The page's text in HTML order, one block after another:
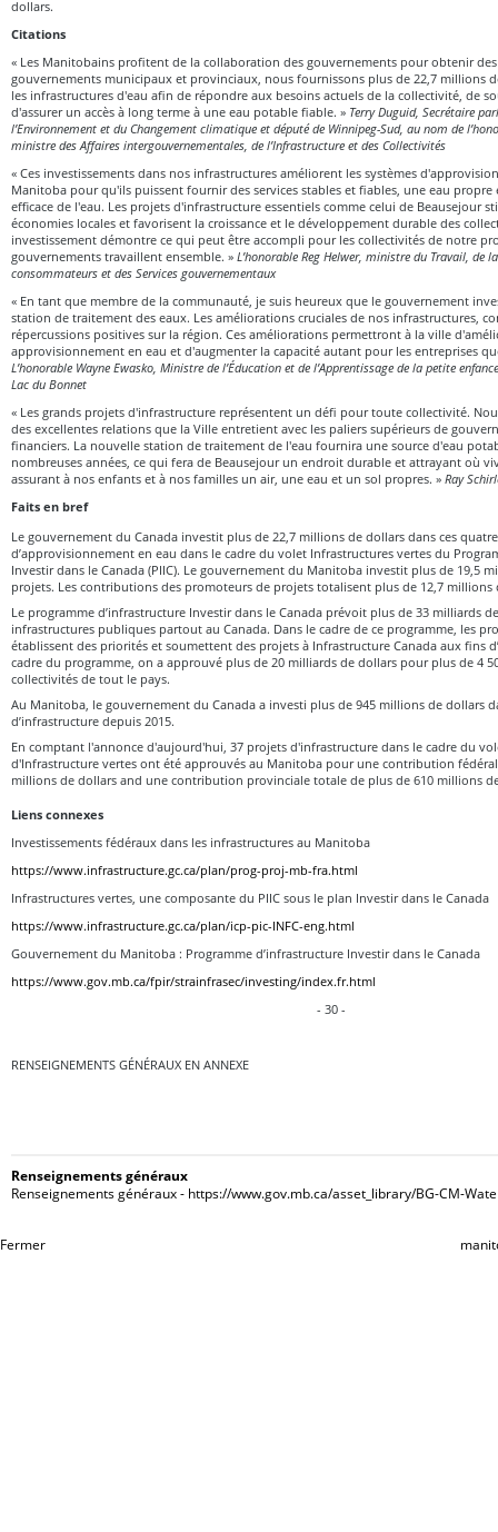
dollars.
Citations
« Les Manitobains profitent de la collaboration des gouvernements pour obtenir
gouvernements municipaux et provinciaux, nous fournissons plus de 22,7 millions
les infrastructures d'eau afin de répondre aux besoins actuels de la collectivité, de
d'assurer un accès à long terme à une eau potable fiable. » Terry Duguid, Secrétaire
l’Environnement et du Changement climatique et député de Winnipeg-Sud, au nom de
ministre des Affaires intergouvernementales, de l’Infrastructure et des Collectivités
« Ces investissements dans nos infrastructures améliorent les systèmes
Manitoba pour qu'ils puissent fournir des services stables et fiables, une eau propre
efficace de l'eau. Les projets d'infrastructure essentiels comme celui de Beausejour
économies locales et favorisent la croissance et le développement durable des
investissement démontre ce qui peut être accompli pour les collectivités de notre
gouvernements travaillent ensemble. » L’honorable Reg Helwer, ministre du Travail, de
consommateurs et des Services gouvernementaux
« En tant que membre de la communauté, je suis heureux que le gouvernement
station de traitement des eaux. Les améliorations cruciales de nos infrastructures,
répercussions positives sur la région. Ces améliorations permettront à la ville
approvisionnement en eau et d'augmenter la capacité autant pour les entreprises
L’honorable Wayne Ewasko, Ministre de l’Éducation et de l’Apprentissage de la petite
Lac du Bonnet
« Les grands projets d'infrastructure représentent un défi pour toute collectivité.
des excellentes relations que la Ville entretient avec les paliers supérieurs de
financiers. La nouvelle station de traitement de l'eau fournira une source d'eau
nombreuses années, ce qui fera de Beausejour un endroit durable et attrayant où
assurant à nos enfants et à nos familles un air, une eau et un sol propres. » Ray
Faits en bref
Le gouvernement du Canada investit plus de 22,7 millions de dollars dans ces
d’approvisionnement en eau dans le cadre du volet Infrastructures vertes du
Investir dans le Canada (PIIC). Le gouvernement du Manitoba investit plus de 19,5
projets. Les contributions des promoteurs de projets totalisent plus de 12,7 millions
Le programme d’infrastructure Investir dans le Canada prévoit plus de 33 milliards
infrastructures publiques partout au Canada. Dans le cadre de ce programme, les
établissent des priorités et soumettent des projets à Infrastructure Canada aux fins
cadre du programme, on a approuvé plus de 20 milliards de dollars pour plus de 4
collectivités de tout le pays.
Au Manitoba, le gouvernement du Canada a investi plus de 945 millions de dollars
d’infrastructure depuis 2015.
En comptant l'annonce d'aujourd'hui, 37 projets d'infrastructure dans le cadre du
d'Infrastructure vertes ont été approuvés au Manitoba pour une contribution
millions de dollars and une contribution provinciale totale de plus de 610 millions
Liens connexes
Investissements fédéraux dans les infrastructures au Manitoba
https://www.infrastructure.gc.ca/plan/prog-proj-mb-fra.html
Infrastructures vertes, une composante du PIIC sous le plan Investir dans le Canada
https://www.infrastructure.gc.ca/plan/icp-pic-INFC-eng.html
Gouvernement du Manitoba : Programme d’infrastructure Investir dans le Canada
https://www.gov.mb.ca/fpir/strainfrasec/investing/index.fr.html
- 30 -
RENSEIGNEMENTS GÉNÉRAUX EN ANNEXE
Renseignements généraux
Renseignements généraux - https://www.gov.mb.ca/asset_library/BG-CM-
Fermer